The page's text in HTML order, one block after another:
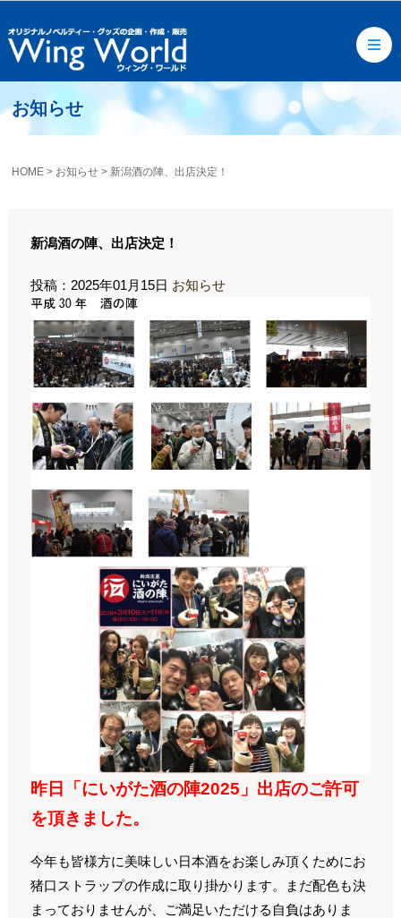
お知らせ
HOME > お知らせ > 新潟酒の陣、出店決定！
新潟酒の陣、出店決定！
投稿：2025年01月15日 お知らせ
昨日「にいがた酒の陣2025」出店のご許可
を頂きました。
今年も皆様方に美味しい日本酒をお楽しみ頂くためにお
猪口ストラップの作成に取り掛かります。まだ配色も決
まっておりませんが、ご満足いただける自負はありま